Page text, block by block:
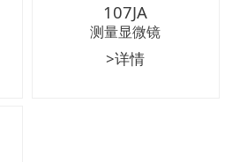
107JA
测量显微镜
>详情